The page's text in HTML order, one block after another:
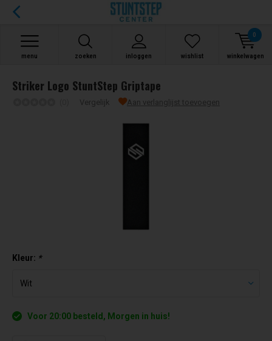
zoeken inloggen
menu wishlist winkelwagen
0
Striker Logo StuntStep Griptape
Vergelijk Aan verlanglijst toevoegen
Kleur: *
Voor 20:00 besteld, Morgen in huis!